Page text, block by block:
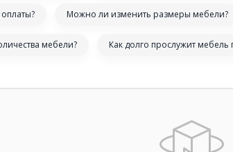
Можно ли изменить размеры мебели?
мебели? Как долго прослужит